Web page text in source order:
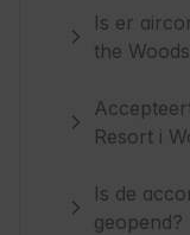
Is er
the
Resort i
Is de
geopend?